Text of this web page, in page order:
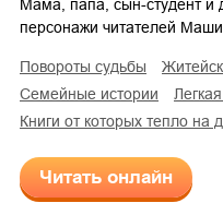
Мама, папа, сын-студент
персонажи читателей
повороты судьбы
семейные истории
Книги от которых тепло на
Читать онлайн